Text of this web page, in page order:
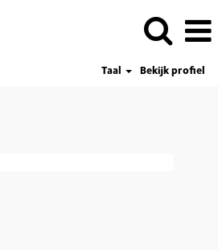
Taal
Bekijk profiel